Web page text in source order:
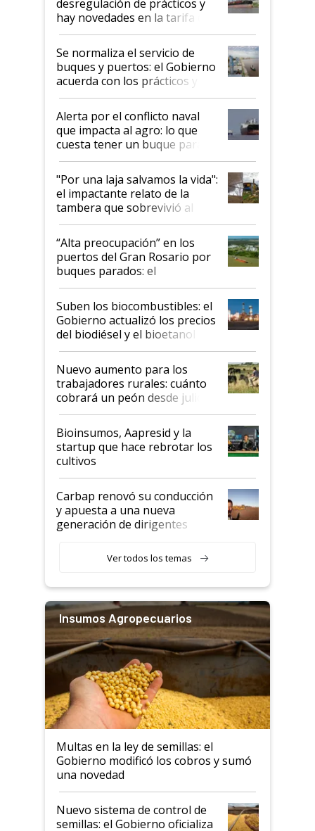
desregulación de prácticos y
hay novedades en la tarifa de
la hidrovía
Se normaliza el servicio de
buques y puertos: el Gobierno
acuerda con los prácticos y
suspende el decreto de
desregulación
Alerta por el conflicto naval
que impacta al agro: lo que
cuesta tener un buque parado
y el peligro de que Argentina
pase a ser "país sucio"
"Por una laja salvamos la vida":
el impactante relato de la
tambera que sobrevivió al
tornado
“Alta preocupación” en los
puertos del Gran Rosario por
buques parados: el
funcionamiento de las
exportadoras en tensión tras
la medida de fuerza de los
prácticos
Suben los biocombustibles: el
Gobierno actualizó los precios
del biodiésel y el bioetanol
Nuevo aumento para los
trabajadores rurales: cuánto
cobrará un peón desde julio
Bioinsumos, Aapresid y la
startup que hace rebrotar los
cultivos
Carbap renovó su conducción
y apuesta a una nueva
generación de dirigentes
Ver todos los temas
Insumos Agropecuarios
Multas en la ley de semillas: el
Gobierno modificó los cobros y sumó
una novedad
Nuevo sistema de control de
semillas: el Gobierno oficializa